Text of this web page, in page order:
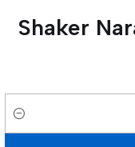
Shaker
Cantidad